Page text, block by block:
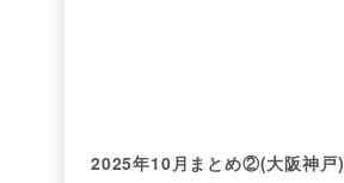
2025年10月まとめ②(大阪神戸)